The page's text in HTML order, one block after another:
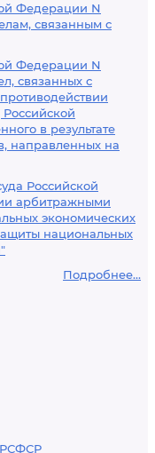
Федерации N
связанным с
Федерации N
связанных с
в результате
направленных на
Российской
арбитражными
экономических
национальных
Подробнее...
РСФСР